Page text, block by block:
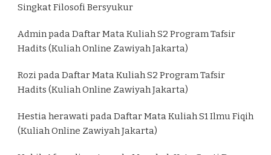
Singkat Filosofi Bersyukur
AdminpadaDaftar Mata Kuliah S2 Program Tafsir
Hadits (Kuliah Online Zawiyah Jakarta)
RozipadaDaftar Mata Kuliah S2 Program Tafsir
Hadits (Kuliah Online Zawiyah Jakarta)
Hestia herawatipadaDaftar Mata Kuliah S1 Ilmu Fiqih
(Kuliah Online Zawiyah Jakarta)